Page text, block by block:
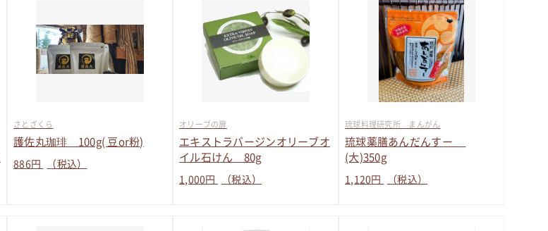
さとざくら
護佐丸珈琲 100g( 豆or粉)
886円 （税込）
オリーブの扉
エキストラバージンオリーブオ
イル石けん 80g
1,000円 （税込）
琉球料理研究所 まんがん
琉球薬膳あんだんすー
(大)350g
1,120円 （税込）